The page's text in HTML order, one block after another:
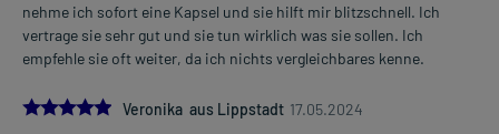
nehme ich sofort eine Kapsel und sie hilft mir blitzschnell. Ich
vertrage sie sehr gut und sie tun wirklich was sie sollen. Ich
empfehle sie oft weiter, da ich nichts vergleichbares kenne.
5.0
Veronika aus Lippstadt 17.05.2024